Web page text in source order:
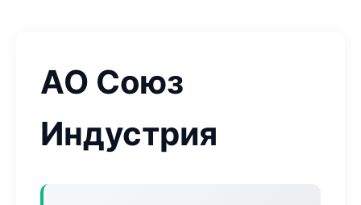
АО Союз
Индустрия